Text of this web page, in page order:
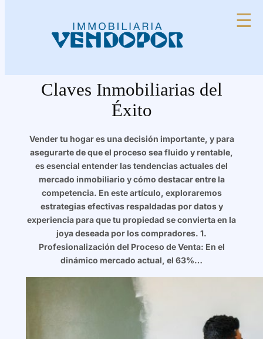
al
contenido
☰
¡Maximiza la Venta de tu
Claves Inmobiliarias del
Éxito
Vender tu hogar es una decisión importante, y para
asegurarte de que el proceso sea fluido y rentable,
es esencial entender las tendencias actuales del
mercado inmobiliario y cómo destacar entre la
competencia. En este artículo, exploraremos
estrategias efectivas respaldadas por datos y
experiencia para que tu propiedad se convierta en la
joya deseada por los compradores. 1.
Profesionalización del Proceso de Venta: En el
dinámico mercado actual, el 63%…